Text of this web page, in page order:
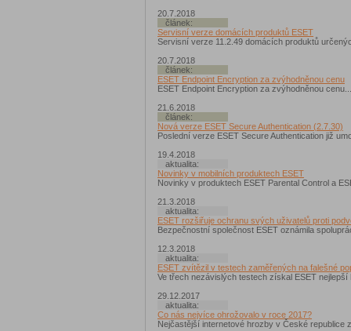
20.7.2018
článek:
Servisní verze domácích produktů ESET
Servisní verze 11.2.49 domácích produktů
20.7.2018
článek:
ESET Endpoint Encryption za zvýhodněnou cenu
ESET Endpoint Encryption za zvýhodněnou cenu...
21.6.2018
článek:
Nová verze ESET Secure Authentication (2.7.30)
Poslední verze ESET Secure Authentication již
19.4.2018
aktualita:
Novinky v mobilních produktech ESET
Novinky v produktech ESET Parental Control a
21.3.2018
aktualita:
ESET rozšiřuje ochranu svých uživatelů proti
Bezpečnostní společnost ESET oznámila
12.3.2018
aktualita:
ESET zvítězil v testech zaměřených na falešné
Ve třech nezávislých testech získal ESET
29.12.2017
aktualita:
Co nás nejvíce ohrožovalo v roce 2017?
Nejčastější internetové hrozby v České republice